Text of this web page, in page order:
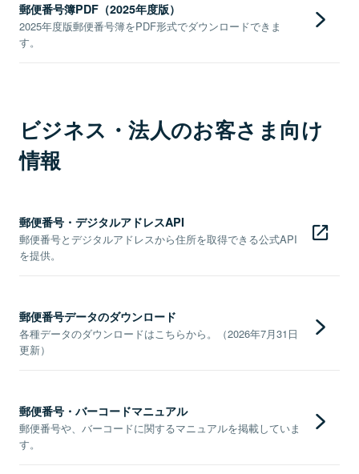
郵便番号簿PDF（2025年度版）
2025年度版郵便番号簿をPDF形式でダウンロードできま
す。
ビジネス・法人のお客さま向け
情報
郵便番号・デジタルアドレスAPI
郵便番号とデジタルアドレスから住所を取得できる公式API
を提供。
郵便番号データのダウンロード
各種データのダウンロードはこちらから。（2026年7月31日
更新）
郵便番号・バーコードマニュアル
郵便番号や、バーコードに関するマニュアルを掲載していま
す。